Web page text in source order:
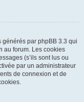
générés par phpBB 3.3 qui
au forum. Les cookies
(s’ils sont lus ou
par un administrateur
de connexion et de